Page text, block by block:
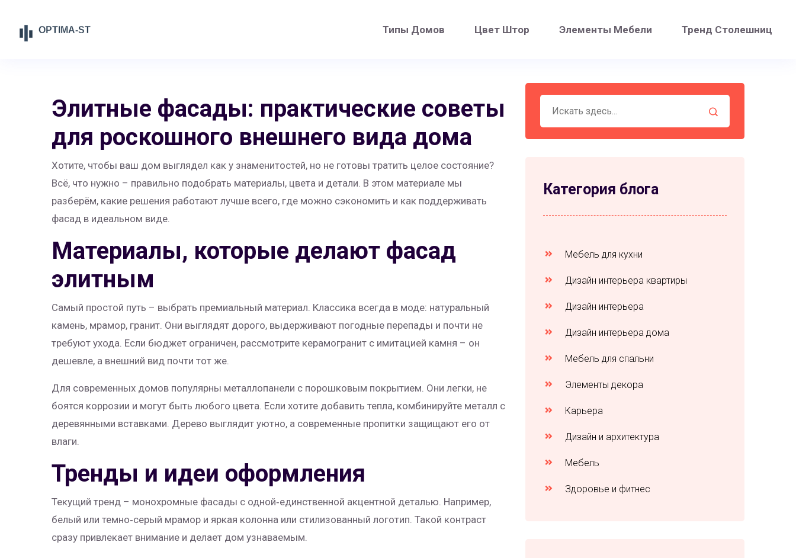
Типы Домов Цвет Штор Элементы Мебели Тренд Столешниц
Элитные фасады: практические советы
для роскошного внешнего вида дома
Хотите, чтобы ваш дом выглядел как у знаменитостей, но не готовы тратить целое состояние?
Всё, что нужно – правильно подобрать материалы, цвета и детали. В этом материале мы
разберём, какие решения работают лучше всего, где можно сэкономить и как поддерживать
фасад в идеальном виде.
Материалы, которые делают фасад
элитным
Самый простой путь – выбрать премиальный материал. Классика всегда в моде: натуральный
камень, мрамор, гранит. Они выглядят дорого, выдерживают погодные перепады и почти не
требуют ухода. Если бюджет ограничен, рассмотрите керамогранит с имитацией камня – он
дешевле, а внешний вид почти тот же.
Для современных домов популярны металлопанели с порошковым покрытием. Они легки, не
боятся коррозии и могут быть любого цвета. Если хотите добавить тепла, комбинируйте металл с
деревянными вставками. Дерево выглядит уютно, а современные пропитки защищают его от
влаги.
Тренды и идеи оформления
Текущий тренд – монохромные фасады с одной‑единственной акцентной деталью. Например,
белый или темно‑серый мрамор и яркая колонна или стилизованный логотип. Такой контраст
сразу привлекает внимание и делает дом узнаваемым.
Категория блога
Мебель для кухни
Дизайн интерьера квартиры
Дизайн интерьера
Дизайн интерьера дома
Мебель для спальни
Элементы декора
Карьера
Дизайн и архитектура
Мебель
Здоровье и фитнес